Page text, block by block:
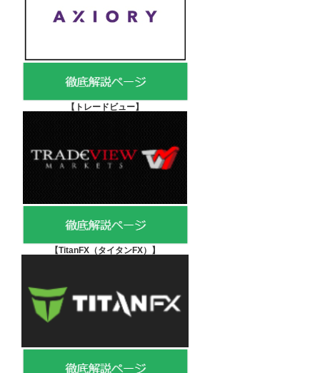
【 トレードビュー】
【TitanFX（タイタンFX） 】